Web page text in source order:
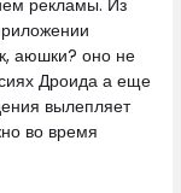
рекламы. Из
аюшки? оно не
Дроида а еще
вылепляет
во время